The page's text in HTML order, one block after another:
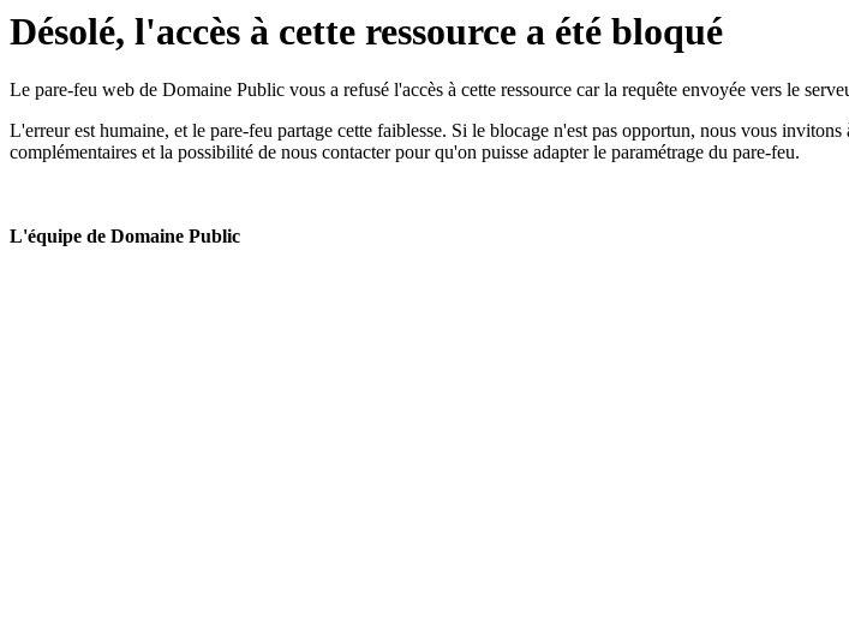
Désolé, l'accès à cette ressource a été bloqué
Le pare-feu web de Domaine Public vous a refusé l'accès à cette ressource car la requête envoyée vers le
L'erreur est humaine, et le pare-feu partage cette faiblesse. Si le blocage n'est pas opportun, nous vous invitons
complémentaires et la possibilité de nous contacter pour qu'on puisse adapter le paramétrage du pare-feu.
L'équipe de Domaine Public